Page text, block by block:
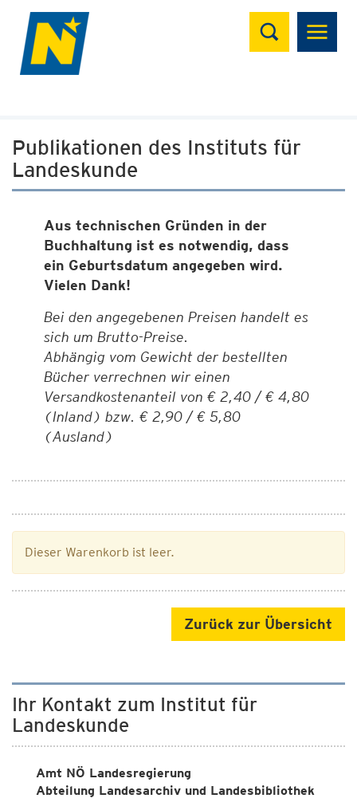
Suchen
Publikationen des Instituts für
Landeskunde
Aus technischen Gründen in der
Buchhaltung ist es notwendig, dass
ein Geburtsdatum angegeben wird.
Vielen Dank!
Bei den angegebenen Preisen handelt es
sich um Brutto-Preise.
Abhängig vom Gewicht der bestellten
Bücher verrechnen wir einen
Versandkostenanteil von € 2,40 / € 4,80
(Inland) bzw. € 2,90 / € 5,80
(Ausland)
Dieser Warenkorb ist leer.
Zurück zur Übersicht
Ihr Kontakt zum Institut für
Landeskunde
Amt NÖ Landesregierung
Abteilung Landesarchiv und Landesbibliothek